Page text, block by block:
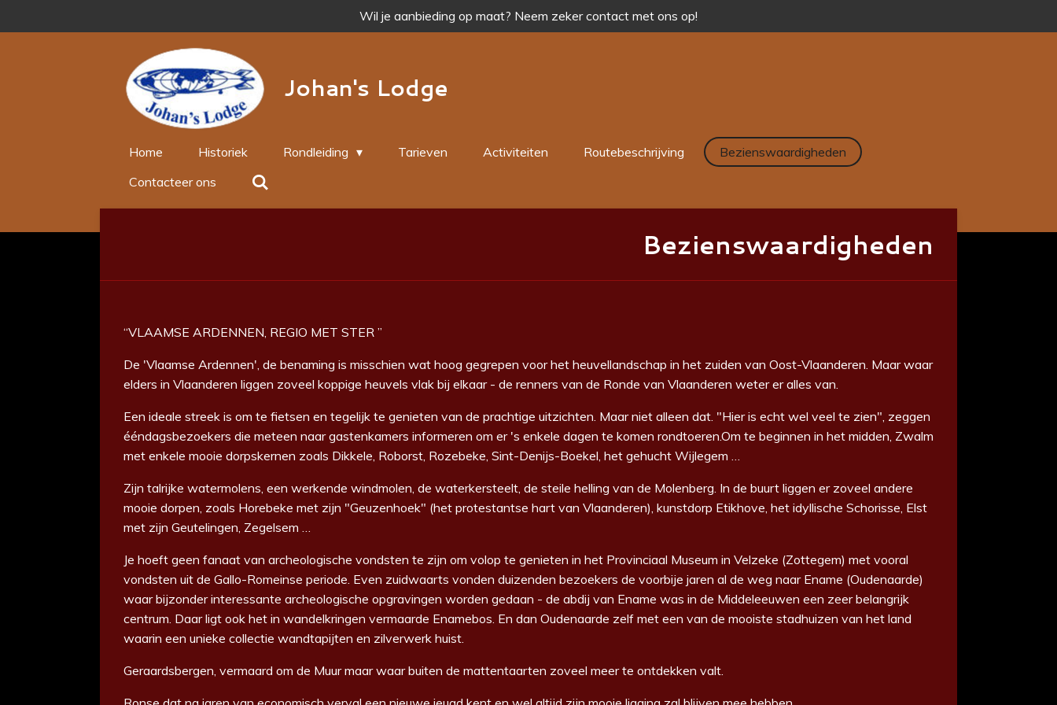
direct
Wil je aanbieding op maat? Neem zeker contact met ons op!
Johan's Lodge
Home Historiek Rondleiding Tarieven Activiteiten Routebeschrijving
Bezienswaardigheden
Contacteer ons
Bezienswaardigheden
“VLAAMSE ARDENNEN, REGIO MET STER ”
De 'Vlaamse Ardennen', de benaming is misschien wat hoog gegrepen voor het heuvellandschap in het zuiden van Oost-Vlaanderen. Maar waar
elders in Vlaanderen liggen zoveel koppige heuvels vlak bij elkaar - de renners van de Ronde van Vlaanderen weter er alles van.
Een ideale streek is om te fietsen en tegelijk te genieten van de prachtige uitzichten. Maar niet alleen dat. "Hier is echt wel veel te zien", zeggen
ééndagsbezoekers die meteen naar gastenkamers informeren om er 's enkele dagen te komen rondtoeren.Om te beginnen in het midden, Zwalm
met enkele mooie dorpskernen zoals Dikkele, Roborst, Rozebeke, Sint-Denijs-Boekel, het gehucht Wijlegem …
Zijn talrijke watermolens, een werkende windmolen, de waterkersteelt, de steile helling van de Molenberg. In de buurt liggen er zoveel andere
mooie dorpen, zoals Horebeke met zijn "Geuzenhoek" (het protestantse hart van Vlaanderen), kunstdorp Etikhove, het idyllische Schorisse, Elst
met zijn Geutelingen, Zegelsem …
Je hoeft geen fanaat van archeologische vondsten te zijn om volop te genieten in het Provinciaal Museum in Velzeke (Zottegem) met vooral
vondsten uit de Gallo-Romeinse periode. Even zuidwaarts vonden duizenden bezoekers de voorbije jaren al de weg naar Ename (Oudenaarde)
waar bijzonder interessante archeologische opgravingen worden gedaan - de abdij van Ename was in de Middeleeuwen een zeer belangrijk
centrum. Daar ligt ook het in wandelkringen vermaarde Enamebos. En dan Oudenaarde zelf met een van de mooiste stadhuizen van het land
waarin een unieke collectie wandtapijten en zilverwerk huist.
Geraardsbergen, vermaard om de Muur maar waar buiten de mattentaarten zoveel meer te ontdekken valt.